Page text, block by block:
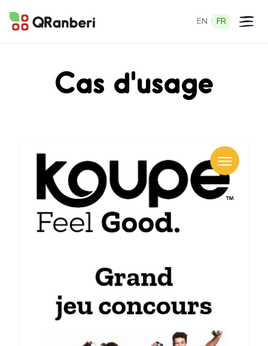
EN | FR Ouvrir
Cas d'usage